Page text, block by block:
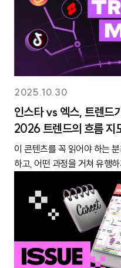
들의 두쫀쿠 먹방이 숏폼에서
▲ 개인 카페들의 두쫀쿠 품절
을 알려주는 두쫀쿠 맵도 등
이 어렵다는 기사가 쏟아지
등에서 두쫀쿠 제품이 대량
월 4일 ▼ 또 다른 F&B 유행템
리.② 버터떡※ 클릭하면 더 크
기간2026년 3월 8일~2026
은? 글로벌 유행 중인 버터
▲ 중국 상하이 버터떡 레시
3월 8일 ▲ 따라서 만들어 먹
카 전분 판매량이 전년 동기
년 3월 13일 (-) 대형 백화점
협업하여 팝업 진행함. 오픈
월 21일 ▼ 대형 프랜차이즈,
이 대량으로 풀리기 시작함
강다연(26세, 직장인)“24시
상돼요.”’맥도날드’는 다른
는 경우가 많거든요.* 제 또래
때 맥도날드에 들러 야식을
자리가 없으면 맥도날드에서
서 10대보다는 대학생 이미
생)*2026년 기준 24시 매장
200개, 롯데리아는 1,300여
24시 매장 운영 중.“롯데리아
이미지예요..”롯데리아는 ‘양
1~2천 원대 사이드 메뉴가 다
그래서 10대들이 하교 후 친
랜드라고 여겨지는 것 같아
도 ‘주요 소비자층’ 때문에
아이스크림 메뉴 출시로 화제
인스타그램“애슐리는 부모님
브랜드로 느껴져요.”‘애슐리‘
원 내외로 비슷한데요. 애슐
한 소비력을 보여주는 소비자
의 소비자 그룹까지 함께 살
서 어떤 소비자층을 주목해야
어보세요. 1. 레디컨슈머⤷ 취
서, 자신을 위한 경험에 적극
속에서 Z세대가 취업이나 시
내는 기간이 갈수록 길어지고
해 1월 기준 20대 취업자는
해 대졸 신입 사원 평균 연령
5.6세 늦어졌다고도 하고요.이
갈수록 길어지면서 준비생 기
있습니다. 과거에는 준비생
간’으로 여기며 불필요한 소
됐죠. 취업 준비를 하는 동안
단하고, 아예 고시원에 들어
다. 그런데 준비 기간이 기약
는 준비생 기간 또한 흘려보
늘의 콘텐츠를 끝까지 정독해
권이 떠오를 것✔ 관련 데이
계속됨2025년도 3분기, 신
8.5%에서 15.1% 로 증가.
14.2%까지 급증. (출처 한국
롯한 지방 국립대 8곳의 반경
만에 절반가량 감소. (출처 매
동 분석) [상승▲] 야구 경기
가. (주요 업종: 편의점, 제과
(출처 KB국민카드) 2025년
열린 날의 주요 업종 매출은
(출처 KB국민카드)데이터로
제 옛말: 과거 대학가는 젊은
는 했는데요. 최근 경기 불황
으로 인해 대학가 상권이 침체
인근 상권의 공실률이 빠르게
는 국내 최대 규모의 트렌드
대학내일ES가 주관하는 행
소와 마케팅 최전선에 있는
비하는데요. 한 해 동안 Z세
대로 예측한 내년도 트렌드와
하고 있습니다. 컨퍼런스 시
은 전석 매진을 기록 중입니
회차에 걸쳐 총 2천 석이 빠르
는 Z세대 소비자들의 니즈를
들로 현장의 열기도 뜨거웠습
며, 세션 노트에 정리된 인사
이 유독 많았죠. 올해 티콘은
같이 총 3개의 세션으로 진행
채우는 예리한 감각을 의미하
감지하는 새로운 감각에 대한
만으론 무슨 얘기가 오갔을지
한 내용이 궁금하실 분들을
져왔습니다. 내용만 요약해
인스타 vs 엑스, 트렌드
2026 트렌드의 흐름 지
이 콘텐츠를 꼭 읽어야 하는
하고, 어떤 과정을 거쳐 유행
소비층이 누구인지 알고 싶
마케팅 시 참고하고 싶은 분
끝날까?캐릿은 매년 캐릿 트
흐름’에 대한 설문조사를 진
을 통해 어떤 식으로 트렌드
요. 2020년과 2024년에 제
2025.10.30